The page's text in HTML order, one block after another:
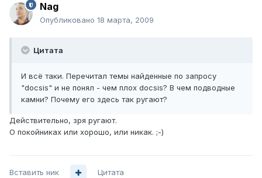
Nag
Опубликовано 18 марта, 2009
Цитата
И всё таки. Перечитал темы найденные по запросу
"docsis" и не понял - чем плох docsis? В чем подводные
камни? Почему его здесь так ругают?
Действительно, зря ругают.
О покойниках или хорошо, или никак. ;-)
Вставить ник Цитата